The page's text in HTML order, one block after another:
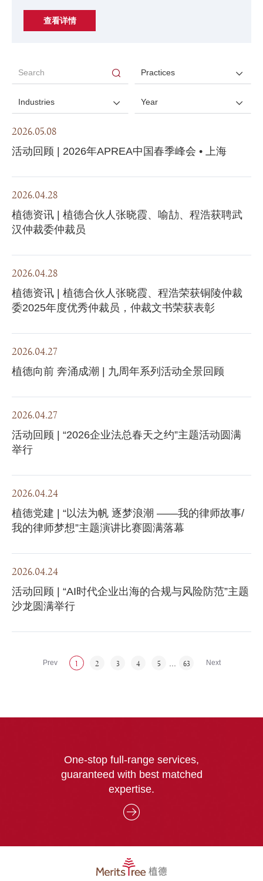
查看详情
Practices
Industries Year
2026.05.08
活动回顾 | 2026年APREA中国春季峰会 • 上海
2026.04.28
植德资讯 | 植德合伙人张晓霞、喻劼、程浩获聘武
汉仲裁委仲裁员
2026.04.28
植德资讯 | 植德合伙人张晓霞、程浩荣获铜陵仲裁
委2025年度优秀仲裁员，仲裁文书荣获表彰
2026.04.27
植德向前 奔涌成潮 | 九周年系列活动全景回顾
2026.04.27
活动回顾 | “2026企业法总春天之约”主题活动圆满
举行
2026.04.24
植德党建 | “以法为帆 逐梦浪潮 ——我的律师故事/
我的律师梦想”主题演讲比赛圆满落幕
2026.04.24
活动回顾 | “AI时代企业出海的合规与风险防范”主题
沙龙圆满举行
上一页 1 2 3 4 5 ... 63 下一页
One-stop full-range services,
guaranteed with best matched
expertise.